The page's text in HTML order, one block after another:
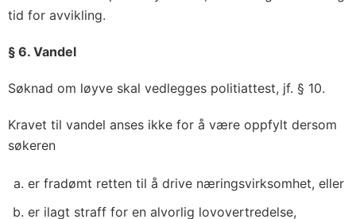
tid for avvikling.
§ 6. Vandel
Søknad om løyve skal vedlegges politiattest, jf. § 10.
Kravet til vandel anses ikke for å være oppfylt dersom
søkeren
er fradømt retten til å drive næringsvirksomhet, eller
er ilagt straff for en alvorlig lovovertredelse,